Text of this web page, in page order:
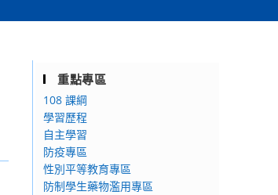
重點專區
108 課綱
學習歷程
自主學習
防疫專區
性別平等教育專區
防制學生藥物濫用專區